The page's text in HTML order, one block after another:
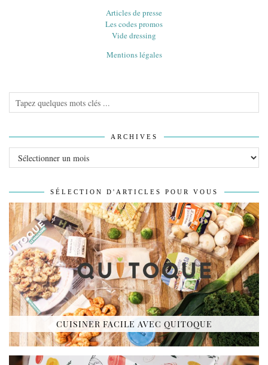
Articles de presse
Les codes promos
Vide dressing
Mentions légales
ARCHIVES
SÉLECTION D'ARTICLES POUR VOUS
CUISINER FACILE AVEC QUITOQUE